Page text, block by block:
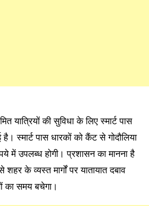
यात्रियों की सुविधा के लिए स्मार्ट पास
स्मार्ट पास धारकों को कैंट से गोदौलिया
में उपलब्ध होगी। प्रशासन का मानना है
के व्यस्त मार्गों पर यातायात दबाव
का समय बचेगा।